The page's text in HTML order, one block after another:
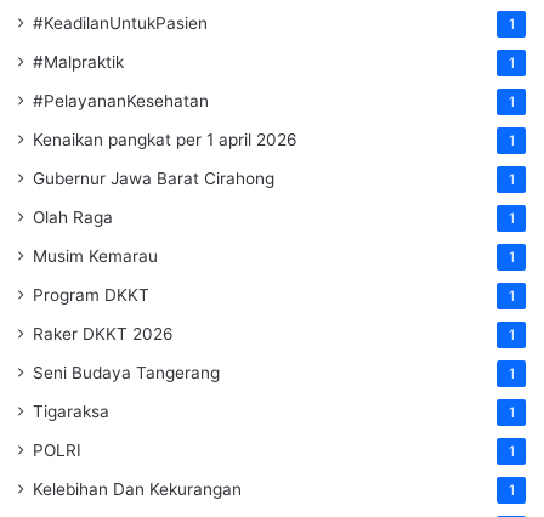
#KeadilanUntukPasien 1
#Malpraktik 1
#PelayananKesehatan 1
Kenaikan pangkat per 1 april 2026 1
Gubernur Jawa Barat Cirahong 1
Olah Raga 1
Musim Kemarau 1
Program DKKT 1
Raker DKKT 2026 1
Seni Budaya Tangerang 1
Tigaraksa 1
POLRI 1
Kelebihan Dan Kekurangan 1